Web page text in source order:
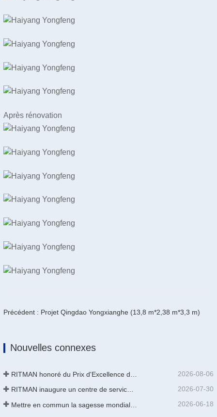
Après rénovation
Précédent : Projet Qingdao Yongxianghe (13,8 m*2,38 m*3,3 m)
Nouvelles connexes
2026-08-06
RITMAN inaugure un centre de service client mondial pour améliorer le support complet du cycle de vie des clients dans le monde entier 2026-07-30
2026-06-18